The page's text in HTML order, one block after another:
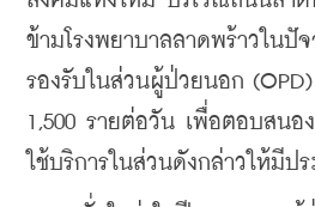
ข้ามโรงพยาบาลลาดพร้าวในปั
รองรับในส่วนผู้ป่วยนอก
1,500 รายต่อวัน เพื่อตอบสนอ
ใช้บริการในส่วนดังกล่าวให้มีป